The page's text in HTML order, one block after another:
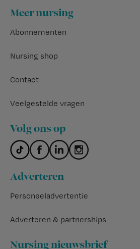
Footer
Meer nursing
Abonnementen
Nursing shop
Contact
Veelgestelde vragen
Volg ons op
Adverteren
Personeeladvertentie
Adverteren & partnerships
Nursing nieuwsbrief